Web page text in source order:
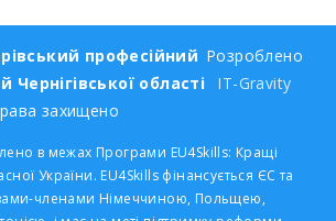
професійний
Чернігівської області
захищено
Розроблено
IT-Gravity
в межах Програми EU4Skills: Кращі
України. EU4Skills фінансується ЄС та
членами Німеччиною, Польщею,